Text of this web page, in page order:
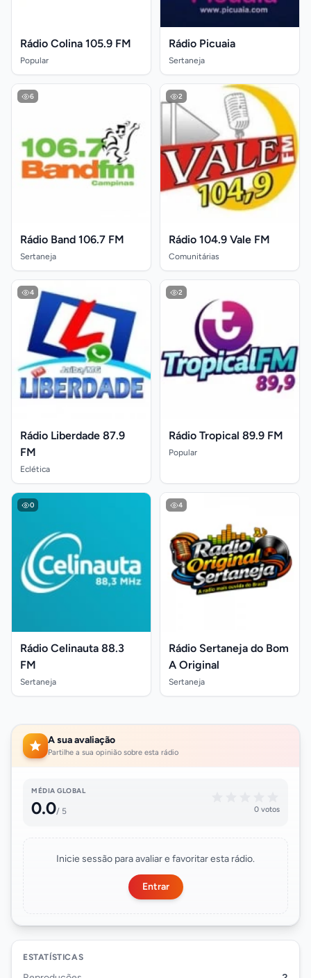
Rádio Colina 105.9 FM
Popular
Rádio Picuaia
Sertaneja
6
Rádio Band 106.7 FM
Sertaneja
2
Rádio 104.9 Vale FM
Comunitárias
4
Rádio Liberdade 87.9
FM
Eclética
2
Rádio Tropical 89.9 FM
Popular
0
Rádio Celinauta 88.3
FM
Sertaneja
4
Rádio Sertaneja do Bom
A Original
Sertaneja
A sua avaliação
Partilhe a sua opinião sobre esta rádio
MÉDIA GLOBAL
0.0/ 5 0 votos
Inicie sessão para avaliar e favoritar esta rádio.
Entrar
ESTATÍSTICAS